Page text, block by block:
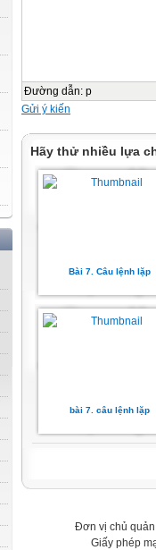
Đường dẫn: p
Gửi ý kiến
Hãy thử nhiều lựa
Bài 7. Câu lệnh lặp
bài 7. câu lệnh lặp
Đơn vị chủ
Giấy phép